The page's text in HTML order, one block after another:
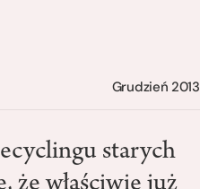
Grudzień 2013
starych